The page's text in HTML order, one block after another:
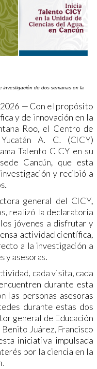
investigación de dos semanas en la
— Con el propósito
y de innovación en la
Roo, el Centro de
A. C. (CICY)
Talento CICY en su
Cancún, que esta
y recibió a
general del CICY,
realizó la declaratoria
jóvenes a disfrutar y
actividad científica,
a la investigación a
y asesoras.
cada visita, cada
durante esta
las personas asesoras
durante estas dos
general de Educación
Juárez, Francisco
iniciativa impulsada
por la ciencia en la